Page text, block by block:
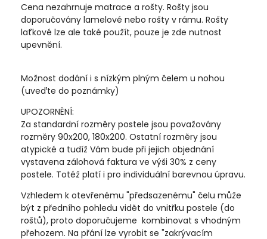
Cena nezahrnuje matrace a rošty. Rošty jsou
doporučovány lamelové nebo rošty v rámu. Rošty
laťkové lze ale také použít, pouze je zde nutnost
upevnění.
Možnost dodání i s nízkým plným čelem u nohou
(uveďte do poznámky)
UPOZORNĚNÍ:
Za standardní rozměry postele jsou považovány
rozměry 90x200, 180x200. Ostatní rozměry jsou
atypické a tudíž Vám bude při jejich objednání
vystavena zálohová faktura ve výši 30% z ceny
postele. Totéž platí i pro individuální barevnou úpravu.
Vzhledem k otevřenému "předsazenému" čelu může
být z předního pohledu vidět do vnitřku postele (do
roštů), proto doporučujeme kombinovat s vhodným
přehozem. Na přání lze vyrobit se "zakrývacím